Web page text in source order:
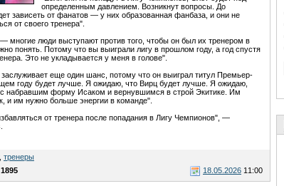
определенным давлением. Возникнут вопросы. До
зависеть от фанатов — у них образованная фанбаза, и они не
от своего тренера".
многие люди выступают против того, чтобы он был их тренером в
понять. Потому что вы выиграли лигу в прошлом году, а год спустя
Это не укладывается у меня в голове".
еще один шанс, потому что он выиграл титул Премьер-
году будет лучше. Я ожидаю, что Вирц будет лучше. Я ожидаю,
набравшим форму Исаком и вернувшимся в строй Экитике. Им
и им нужно больше энергии в команде".
от тренера после попадания в Лигу Чемпионов", —
тренеры
18.05.2026 11:00
1895